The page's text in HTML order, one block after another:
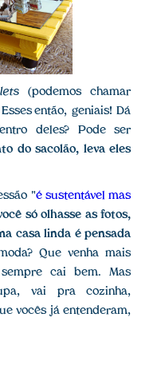
(podemos chamar
então, geniais! Dá
deles? Pode ser
do sacolão, leva eles
"é sustentável mas
só olhasse as fotos,
casa linda é pensada
Que venha mais
cai bem. Mas
vai pra cozinha,
vocês já entenderam,